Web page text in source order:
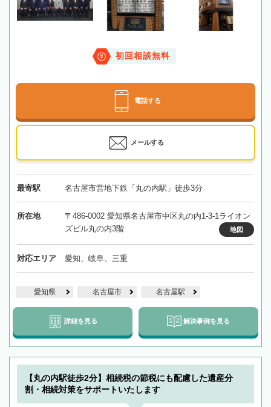
初回相談無料
電話する
メールする
最寄駅 名古屋市営地下鉄「丸の内駅」徒歩3分
所在地
〒486-0002 愛知県名古屋市中区丸の内1-3-1ライオン
ズビル丸の内3階
地図
対応エリア 愛知、岐阜、三重
愛知県 名古屋市 名古屋駅
詳細を見る 解決事例を見る
【丸の内駅徒歩2分】相続税の節税にも配慮した遺産分
割・相続対策をサポートいたします